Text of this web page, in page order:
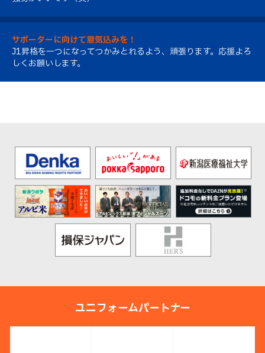
サポーターに向けて意気込みを！
J1昇格を一つになってつかみとれるよう、頑張ります。応援よろ
しくお願いします。
ユニフォームパートナー